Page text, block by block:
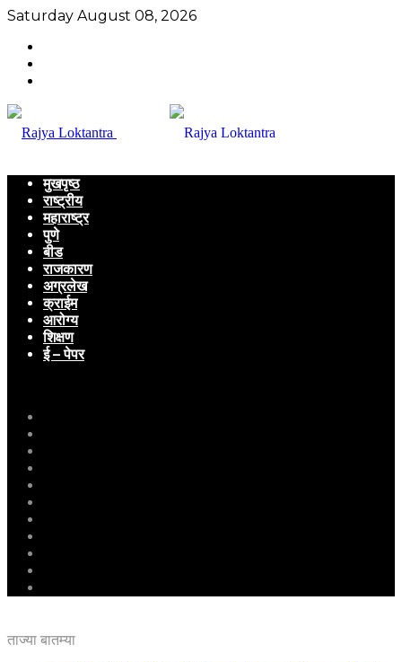
Saturday August 08, 2026
मुखपृष्ठ
राष्ट्रीय
महाराष्ट्र
पुणे
बीड
राजकारण
अग्रलेख
क्राईम
आरोग्य
शिक्षण
ई – पेपर
ताज्या बातम्या